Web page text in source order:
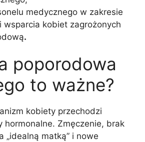
medycznego w zakresie
wsparcia kobiet zagrożonych
.
poporodowa
to ważne?
kobiety przechodzi
hormonalne. Zmęczenie, brak
„idealną matką” i nowe